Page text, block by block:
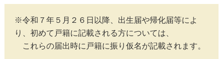
※令和７年５月２６日以降、出生届や帰化届等によ
り、初めて戸籍に記載される方については、
これらの届出時に戸籍に振り仮名が記載されます。